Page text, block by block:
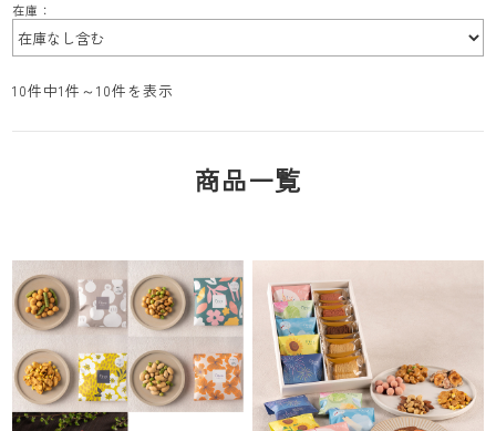
在庫：
10件中1件～10件を表示
商品一覧